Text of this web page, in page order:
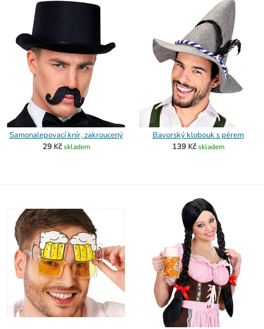
Samonalepovací knír, zakroucený
29 Kč skladem
Bavorský klobouk s pérem
139 Kč skladem